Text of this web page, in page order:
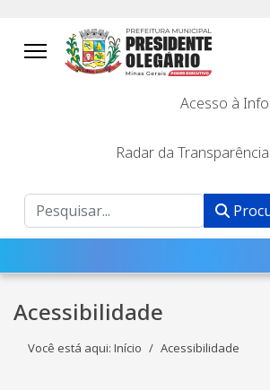
Acesso à
Radar da
Procurar
Acessibilidade
Você está aqui: Início Acessibilidade